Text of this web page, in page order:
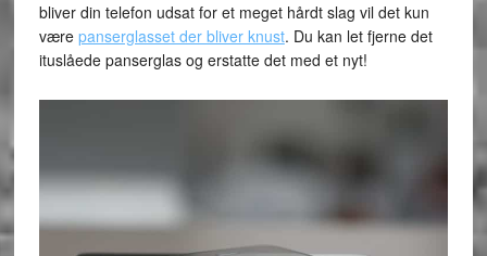
bliver din telefon udsat for et meget hårdt slag vil det kun
være panserglasset der bliver knust. Du kan let fjerne det
ituslåede panserglas og erstatte det med et nyt!